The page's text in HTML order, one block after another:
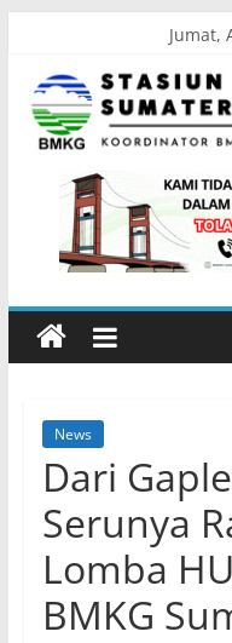
content
Jumat,
Stasiun
Koordinator
BMKG
Sumatera
Selatan
News
Dari
Serunya
Lomba
BMKG